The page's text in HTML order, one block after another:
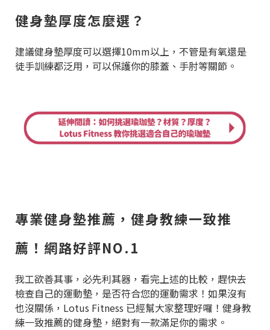
健身墊厚度怎麼選？
建議健身墊厚度可以選擇10mm以上，不管是有氧還是
徒手訓練都泛用，可以保護你的膝蓋、手肘等關節。
專業健身墊推薦，健身教練一致推
薦！網路好評NO.1
我工欲善其事，必先利其器，看完上述的比較，趕快去
檢查自己的運動墊，是否符合您的運動需求！如果沒有
也沒關係，Lotus Fitness 已經幫大家整理好囉！健身教
練一致推薦的健身墊，絕對有一款滿足你的需求。